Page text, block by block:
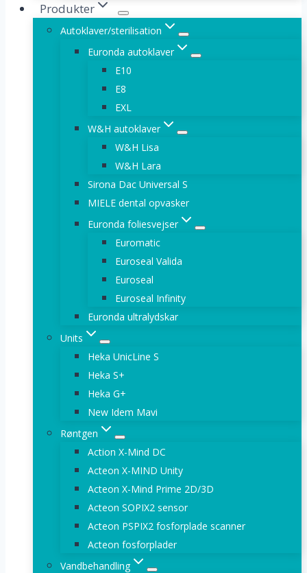
Produkter
Autoklaver/sterilisation
Euronda autoklaver
E10
E8
EXL
W&H autoklaver
W&H Lisa
W&H Lara
Sirona Dac Universal S
MIELE dental opvasker
Euronda foliesvejser
Euromatic
Euroseal Valida
Euroseal
Euroseal Infinity
Euronda ultralydskar
Units
Heka UnicLine S
Heka S+
Heka G+
New Idem Mavi
Røntgen
Action X-Mind DC
Acteon X-MIND Unity
Acteon X-Mind Prime 2D/3D
Acteon SOPIX2 sensor
Acteon PSPIX2 fosforplade scanner
Acteon fosforplader
Vandbehandling